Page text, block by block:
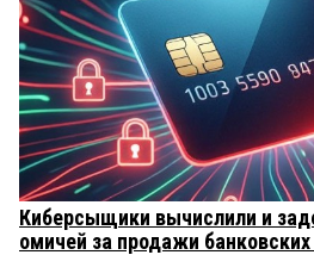
Киберсыщики вычислили и
омичей за продажи банковских